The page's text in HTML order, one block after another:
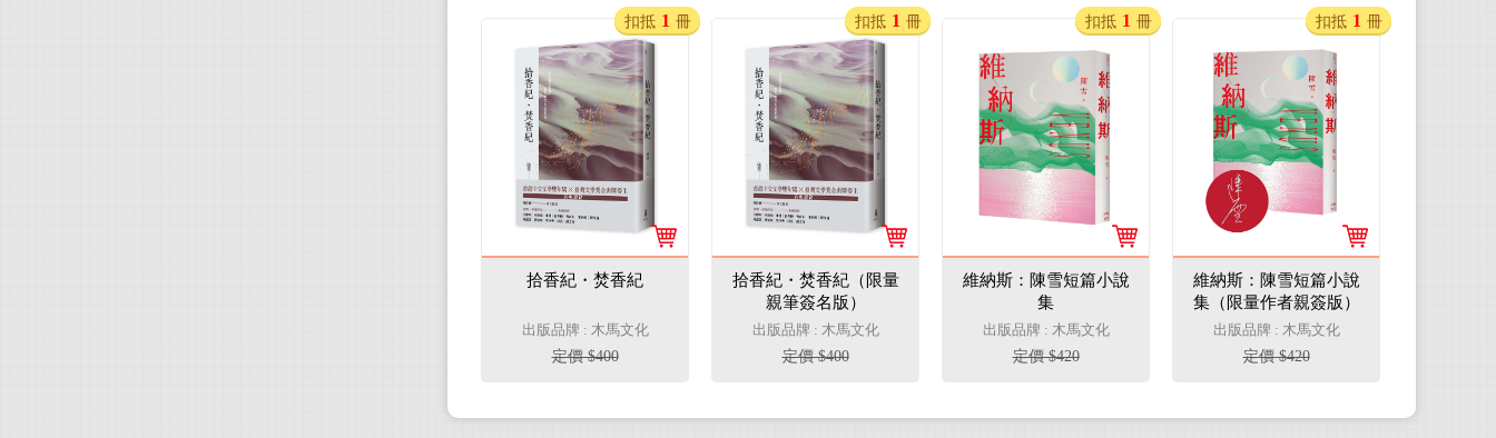
拾香紀・焚香紀
出版品牌 : 木馬文化
定價 $400
扣抵 1 冊
拾香紀・焚香紀（限量
親筆簽名版）
出版品牌 : 木馬文化
定價 $400
扣抵 1 冊
維納斯：陳雪短篇小說
集
出版品牌 : 木馬文化
定價 $420
扣抵 1 冊
維納斯：陳雪短篇小說
集（限量作者親簽版）
出版品牌 : 木馬文化
定價 $420
扣抵 1 冊